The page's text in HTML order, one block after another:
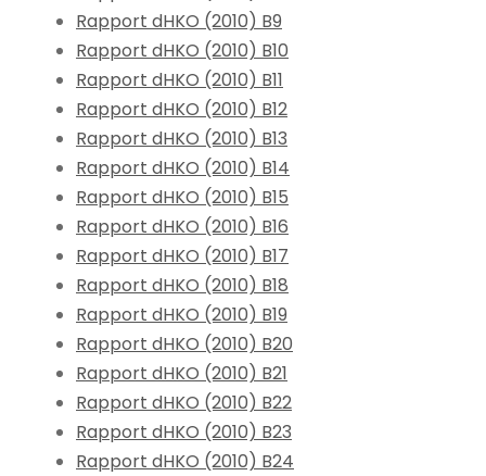
Rapport dHKO (2010) B9
Rapport dHKO (2010) B10
Rapport dHKO (2010) B11
Rapport dHKO (2010) B12
Rapport dHKO (2010) B13
Rapport dHKO (2010) B14
Rapport dHKO (2010) B15
Rapport dHKO (2010) B16
Rapport dHKO (2010) B17
Rapport dHKO (2010) B18
Rapport dHKO (2010) B19
Rapport dHKO (2010) B20
Rapport dHKO (2010) B21
Rapport dHKO (2010) B22
Rapport dHKO (2010) B23
Rapport dHKO (2010) B24